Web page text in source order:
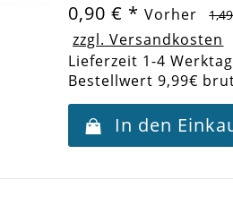
0,90 € * Vorher
zzgl. Versandkosten
Lieferzeit 1-4
Bestellwert 9,99€
In den